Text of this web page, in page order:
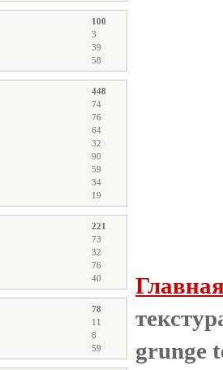
100
3
39
58
448
74
76
64
32
90
59
34
19
221
73
32
76
40
78
11
8
59
grunge